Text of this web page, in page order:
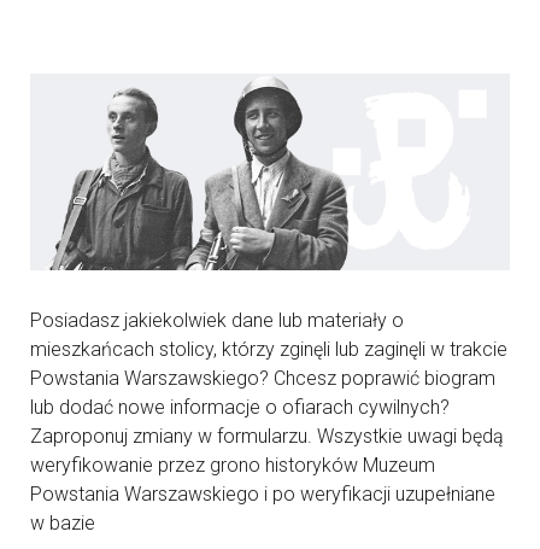
Posiadasz jakiekolwiek dane lub materiały o
mieszkańcach stolicy, którzy zginęli lub zaginęli w trakcie
Powstania Warszawskiego? Chcesz poprawić biogram
lub dodać nowe informacje o ofiarach cywilnych?
Zaproponuj zmiany w formularzu. Wszystkie uwagi będą
weryfikowanie przez grono historyków Muzeum
Powstania Warszawskiego i po weryfikacji uzupełniane
w bazie